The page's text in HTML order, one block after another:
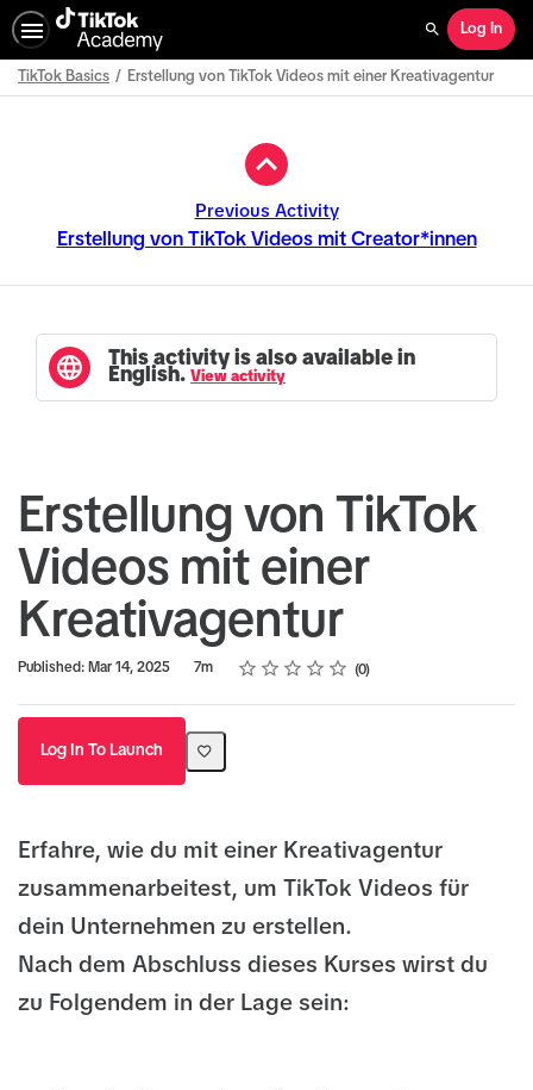
Search
Log In
TikTok Basics Erstellung von TikTok Videos mit einer Kreativagentur
Previous Activity
Erstellung von TikTok Videos mit Creator*innen
This activity is also available in
English. View activity
Erstellung von TikTok
Videos mit einer
Kreativagentur
Published: Mar 14, 2025
Duration 7m Rating
1 star
2 stars
3 stars
4 stars
5 stars
Average rating: 0 0
No reviews
Log In To Launch
Erfahre, wie du mit einer Kreativagentur
zusammenarbeitest, um TikTok Videos für
dein Unternehmen zu erstellen.
Nach dem Abschluss dieses Kurses wirst du
zu Folgendem in der Lage sein: